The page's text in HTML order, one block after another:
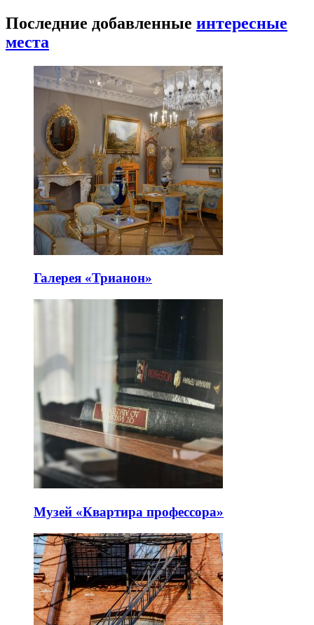
Последние добавленные интересные
места
Галерея «Трианон»
Музей «Квартира профессора»